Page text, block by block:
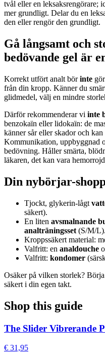
tvål eller en leksaksrengörare;
mer grundligt. Delar du en
den eller rengör den grundligt.
Gå långsamt och
bedövande gel är
Korrekt utfört analt börinte
från din kropp. Känner du
glidmedel, välj en mindre
Därför rekommenderar vi inte
benzokaïn eller lidokaïn: de
känner sår eller skador och
Kommunikation, uppbyggnad
bedövning. Håller smärta,
läkaren, det kan vara
Din nybörjar-
Tjockt, glykerin-lågt
säkert).
En liten avsmalnande
analträningsset (S/M/L).
Kroppssäkert material:
Valfritt: en analdouche
Valfritt: kondomer
Osäker på vilken storlek?
säkert i din egen takt.
Shop this guide
The Slider Vibrerande
€ 31,95